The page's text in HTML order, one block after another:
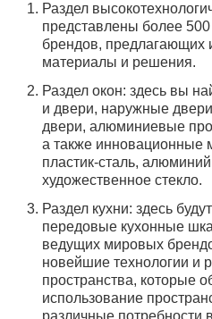
Раздел
представлены более
брендов, предлагающих
материалы и решения.
Раздел окон: здесь вы
и двери, наружные
двери, алюминиевые
а также инновационные
пластик-сталь,
художественное стекло.
Раздел кухни: здесь
передовые кухонные
ведущих мировых
новейшие технологии и
пространства, которые
использование